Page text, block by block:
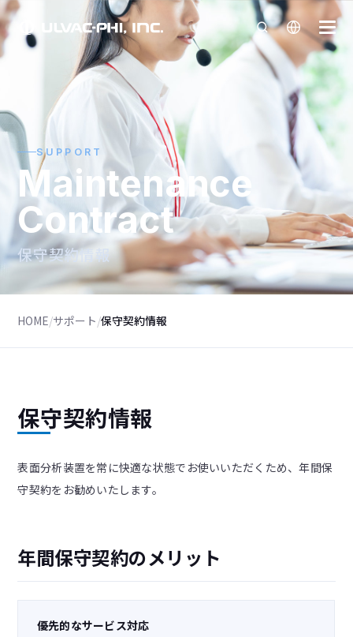
SUPPORT
Maintenance
Contract
保守契約情報
HOME/サポート/保守契約情報
保守契約情報
表面分析装置を常に快適な状態でお使いいただくため、年間保
守契約をお勧めいたします。
年間保守契約のメリット
優先的なサービス対応